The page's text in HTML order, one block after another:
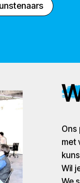
Ons
met
Wil
We